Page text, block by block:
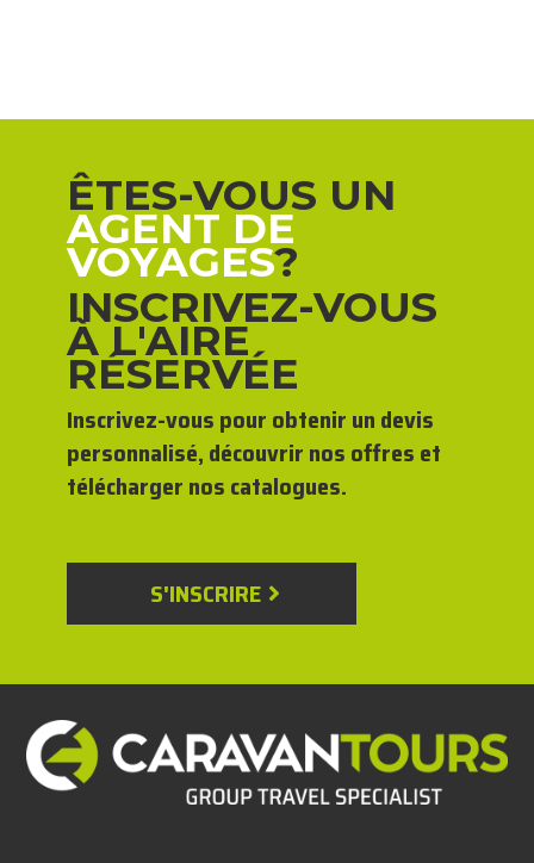
ÊTES-VOUS UN
AGENT DE
VOYAGES?
INSCRIVEZ-VOUS
À L'AIRE
RÉSERVÉE
Inscrivez-vous pour obtenir un devis
personnalisé, découvrir nos offres et
télécharger nos catalogues.
S'INSCRIRE